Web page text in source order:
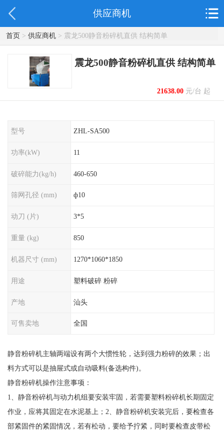
供应商机
首页> 供应商机> 震龙500静音粉碎机直供 结构简单
震龙500静音粉碎机直供 结构简单
21638.00元/台 起
型号 ZHL-SA500
功率(kW) 11
破碎能力(kg/h) 460-650
筛网孔径 (mm) ф10
动刀 (片) 3*5
重量 (kg) 850
机器尺寸 (mm) 1270*1060*1850
用途 塑料破碎 粉碎
产地 汕头
可售卖地 全国
静音粉碎机主轴两端设有两个大惯性轮，达到强力粉碎的效果；出
料方式可以是抽屉式或自动吸料(备选构件)。
静音粉碎机操作注意事项：
1、静音粉碎机与动力机组要安装牢固，若需要塑料粉碎机长期固定
作业，应将其固定在水泥基上；2、静音粉碎机安装完后，要检查各
部紧固件的紧固情况，若有松动，要给予拧紧，同时要检查皮带松